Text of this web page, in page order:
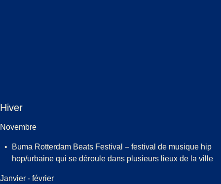
Hiver
Novembre
Buma Rotterdam Beats Festival – festival de musique hip
hop/urbaine qui se déroule dans plusieurs lieux de la ville
Janvier - février